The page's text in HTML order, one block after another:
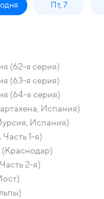
Пт, 7
(62-я серия)
(63-я серия)
(64-я серия)
Испания)
Испания)
1-я)
2-я)